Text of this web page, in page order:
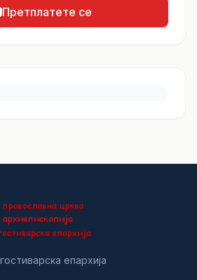
Претплатете се
епархија